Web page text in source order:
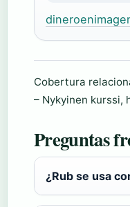
Cobertura
– Nykyinen kurssi,
Preguntas
¿Rub se usa